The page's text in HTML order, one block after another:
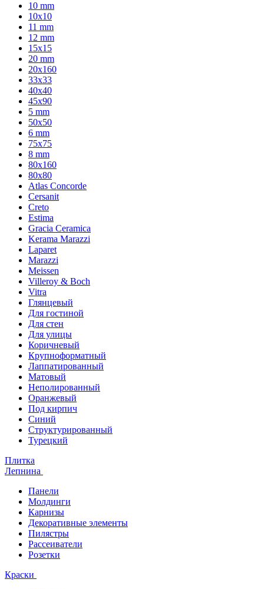
10 mm
10x10
11 mm
12 mm
15x15
20 mm
20х160
33x33
40х40
45x90
5 mm
50x50
6 mm
75х75
8 mm
80x160
80x80
Atlas Concorde
Cersanit
Creto
Estima
Gracia Ceramica
Kerama Marazzi
Laparet
Marazzi
Meissen
Villeroy & Boch
Vitra
Глянцевый
Для гостиной
Для стен
Для улицы
Коричневый
Крупноформатный
Лаппатированный
Матовый
Неполированный
Оранжевый
Под кирпич
Синий
Структурированный
Турецкий
Плитка
Лепнина
Панели
Молдинги
Карнизы
Декоративные элементы
Пилястры
Рассеиватели
Розетки
Краски